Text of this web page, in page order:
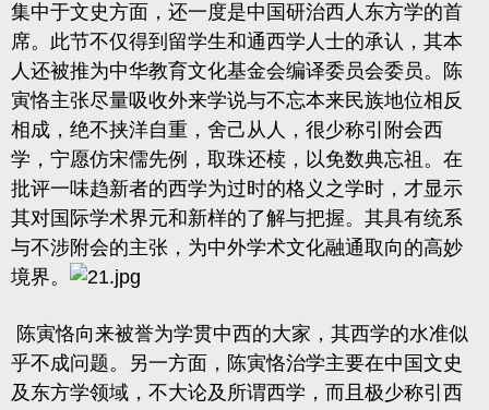
集中于文史方面，还一度是中国研治西人东方学的首
席。此节不仅得到留学生和通西学人士的承认，其本
人还被推为中华教育文化基金会编译委员会委员。陈
寅恪主张尽量吸收外来学说与不忘本来民族地位相反
相成，绝不挟洋自重，舍己从人，很少称引附会西
学，宁愿仿宋儒先例，取珠还椟，以免数典忘祖。在
批评一味趋新者的西学为过时的格义之学时，才显示
其对国际学术界元和新样的了解与把握。其具有统系
与不涉附会的主张，为中外学术文化融通取向的高妙
境界。
陈寅恪向来被誉为学贯中西的大家，其西学的水准似
乎不成问题。另一方面，陈寅恪治学主要在中国文史
及东方学领域，不大论及所谓西学，而且极少称引西